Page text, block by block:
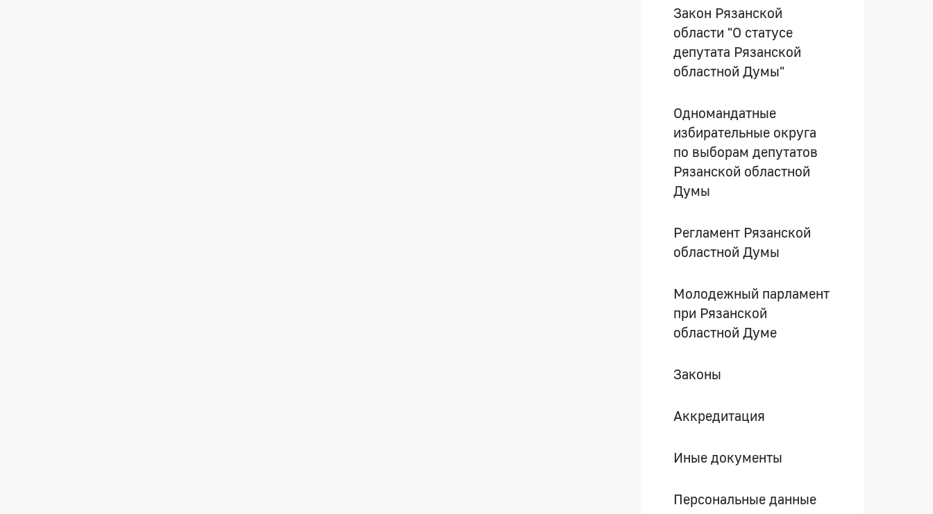
Закон Рязанской
области "О статусе
депутата Рязанской
областной Думы"
Одномандатные
избирательные округа
по выборам депутатов
Рязанской областной
Думы
Регламент Рязанской
областной Думы
Молодежный парламент
при Рязанской
областной Думе
Законы
Аккредитация
Иные документы
Персональные данные